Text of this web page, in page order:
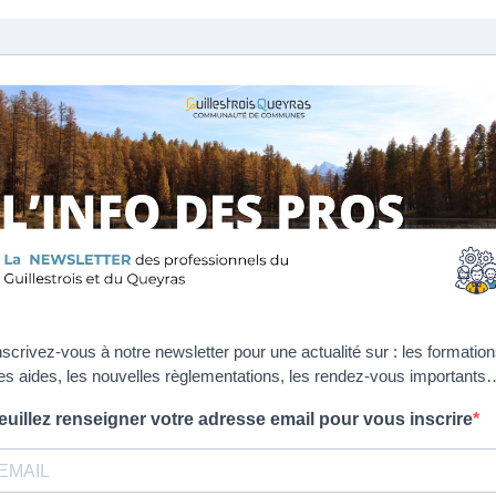
vous à notre newsletter pour une actualité sur : les
aides, les nouvelles règlementations, les rendez-vous
renseigner votre adresse email pour vous inscrire